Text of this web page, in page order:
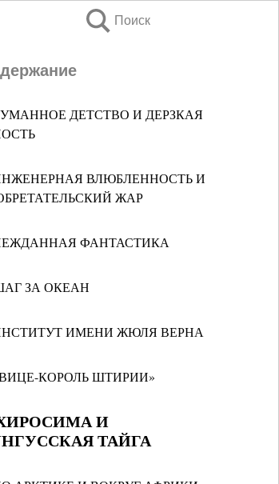
Поиск
ДЕТСТВО И ДЕРЗКАЯ
ВЛЮБЛЕННОСТЬ И
ЖАР
ФАНТАСТИКА
ЗА ОКЕАН
ИМЕНИ ЖЮЛЯ ВЕРНА
КОРОЛЬ ШТИРИИ»
И
ТАЙГА